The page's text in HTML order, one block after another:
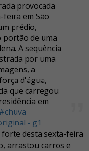
provocada
feira em São
prédio,
de uma
A sequência
por uma
a
d'água,
que carregou
em
#chuva
- g1
forte desta sexta-feira
arrastou carros e